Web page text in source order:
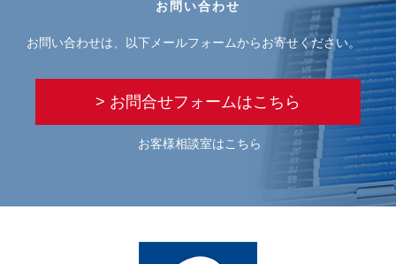
お問い合わせ
お問い合わせは、以下メールフォームからお寄せください。
> お問合せフォームはこちら
お客様相談室はこちら